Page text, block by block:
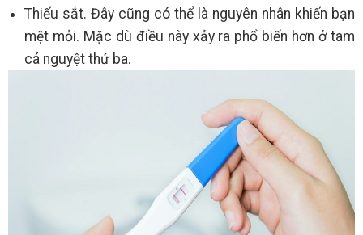
Thiếu sắt. Đây cũng có thể là nguyên nhân khiến bạn
mệt mỏi. Mặc dù điều này xảy ra phổ biến hơn ở tam
cá nguyệt thứ ba.